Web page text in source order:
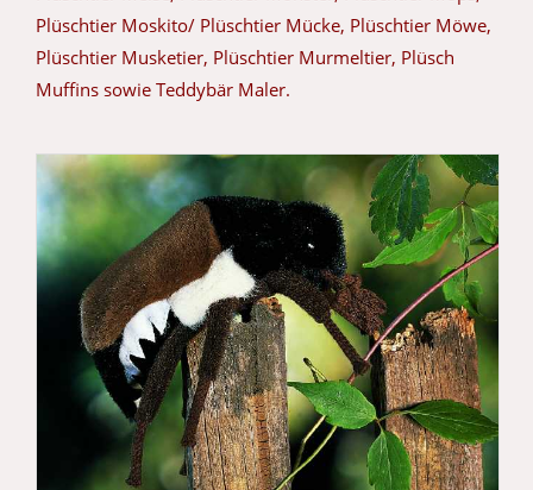
Plüschtier Moskito/ Plüschtier Mücke, Plüschtier Möwe,
Plüschtier Musketier, Plüschtier Murmeltier, Plüsch
Muffins sowie Teddybär Maler.